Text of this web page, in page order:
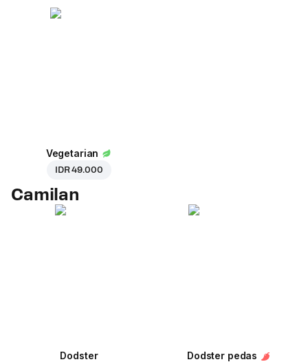
Vegetarian
IDR 49.000
Camilan
Dodster Dodster pedas